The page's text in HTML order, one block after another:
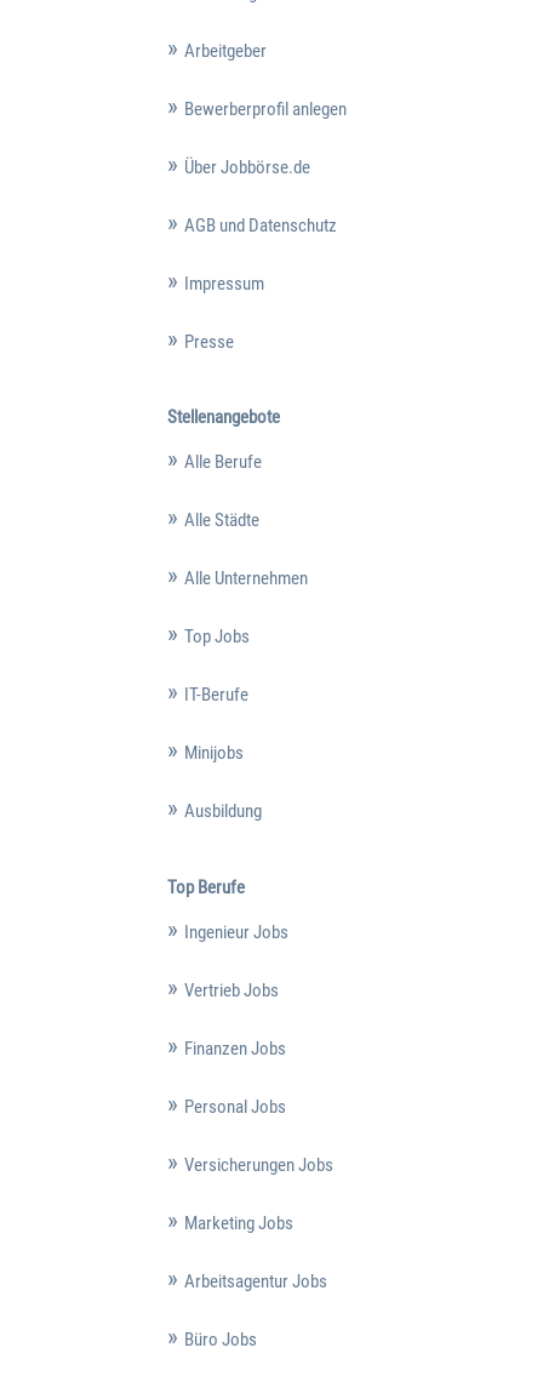
Arbeitgeber
Bewerberprofil anlegen
Über Jobbörse.de
AGB und Datenschutz
Impressum
Presse
Stellenangebote
Alle Berufe
Alle Städte
Alle Unternehmen
Top Jobs
IT-Berufe
Minijobs
Ausbildung
Top Berufe
Ingenieur Jobs
Vertrieb Jobs
Finanzen Jobs
Personal Jobs
Versicherungen Jobs
Marketing Jobs
Arbeitsagentur Jobs
Büro Jobs